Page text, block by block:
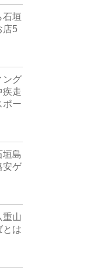
石垣
店5
ング
疾走
ポー
垣島
安ゲ
重山
とは